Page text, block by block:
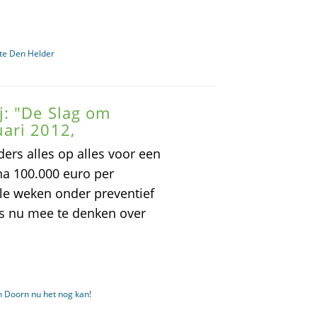
Den Helder
"De Slag om
2012,
alles op alles voor een
100.000 euro per
weken onder preventief
nu mee te denken over
Doorn nu het nog kan!